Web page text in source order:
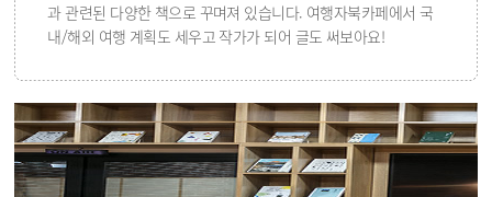
과 관련된 다양한 책으로 꾸며져 있습니다. 여행자북카페에서 국
내/해외 여행 계획도 세우고 작가가 되어 글도 써보아요!